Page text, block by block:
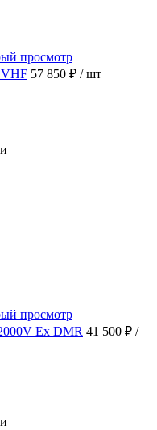
просмотр
VHF 57 850 ₽ / шт
просмотр
Ex DMR 41 500 ₽ /